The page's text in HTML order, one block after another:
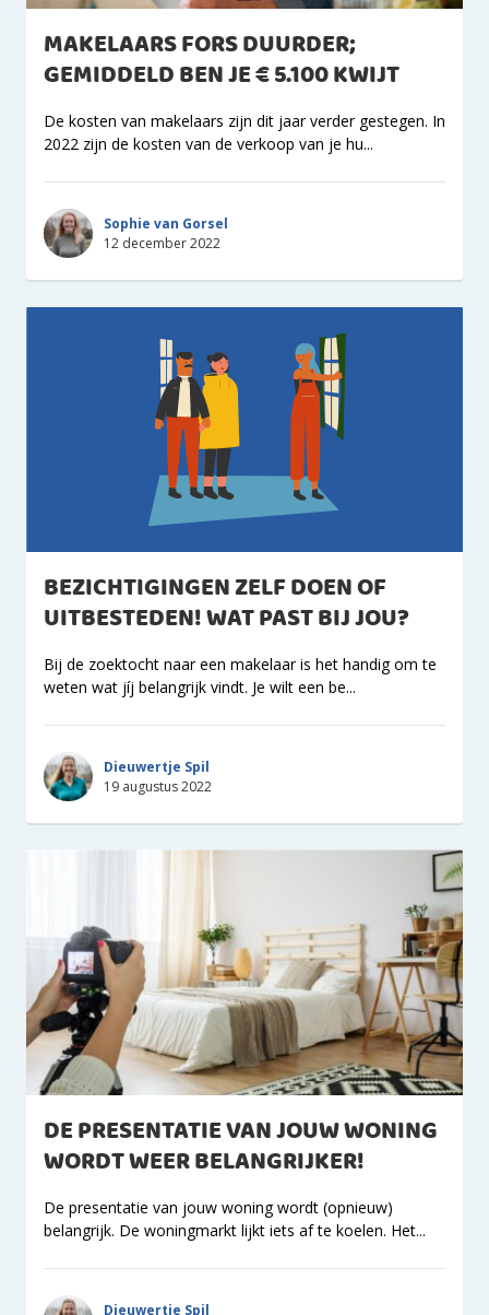
MAKELAARS FORS DUURDER;
GEMIDDELD BEN JE € 5.100 KWIJT
De kosten van makelaars zijn dit jaar verder gestegen. In
2022 zijn de kosten van de verkoop van je hu...
Sophie van Gorsel
12 december 2022
BEZICHTIGINGEN ZELF DOEN OF
UITBESTEDEN! WAT PAST BIJ JOU?
Bij de zoektocht naar een makelaar is het handig om te
weten wat jíj belangrijk vindt. Je wilt een be...
Dieuwertje Spil
19 augustus 2022
DE PRESENTATIE VAN JOUW WONING
WORDT WEER BELANGRIJKER!
De presentatie van jouw woning wordt (opnieuw)
belangrijk. De woningmarkt lijkt iets af te koelen. Het...
Dieuwertje Spil